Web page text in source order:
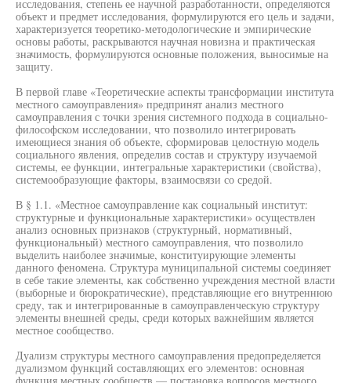
исследования, степень ее научной разработанности, определяются
объект и предмет исследования, формулируются его цель и задачи,
характеризуется теоретико-методологические и эмпирические
основы работы, раскрываются научная новизна и практическая
значимость, формулируются основные положения, выносимые на
защиту.
В первой главе «Теоретические аспекты трансформации института
местного самоуправления» предпринят анализ местного
самоуправления с точки зрения системного подхода в социально-
философском исследовании, что позволило интегрировать
имеющиеся знания об объекте, сформировав целостную модель
социального явления, определив состав и структуру изучаемой
системы, ее функции, интегральные характеристики (свойства),
системообразующие факторы, взаимосвязи со средой.
В § 1.1. «Местное самоуправление как социальный институт:
структурные и функциональные характеристики» осуществлен
анализ основных признаков (структурный, нормативный,
функциональный) местного самоуправления, что позволило
выделить наиболее значимые, конституирующие элементы
данного феномена. Структура муниципальной системы соединяет
в себе такие элементы, как собственно учреждения местной власти
(выборные и бюрократические), представляющие его внутреннюю
среду, так и интегрированные в самоуправленческую структуру
элементы внешней среды, среди которых важнейшим является
местное сообщество.
Дуализм структуры местного самоуправления предопределяется
дуализмом функций составляющих его элементов: основная